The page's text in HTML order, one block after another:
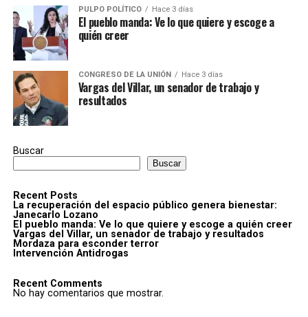
PULPO POLÍTICO Hace 3 días
El pueblo manda: Ve lo que quiere y escoge a
quién creer
CONGRESO DE LA UNIÓN Hace 3 días
Vargas del Villar, un senador de trabajo y
resultados
Buscar
Buscar
Recent Posts
La recuperación del espacio público genera bienestar:
Janecarlo Lozano
El pueblo manda: Ve lo que quiere y escoge a quién creer
Vargas del Villar, un senador de trabajo y resultados
Mordaza para esconder terror
Intervención Antidrogas
Recent Comments
No hay comentarios que mostrar.